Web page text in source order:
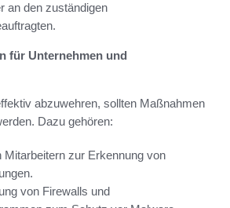
an den zuständigen
für Unternehmen und
abzuwehren, sollten Maßnahmen
Dazu gehören:
Mitarbeitern zur Erkennung von
von Firewalls und